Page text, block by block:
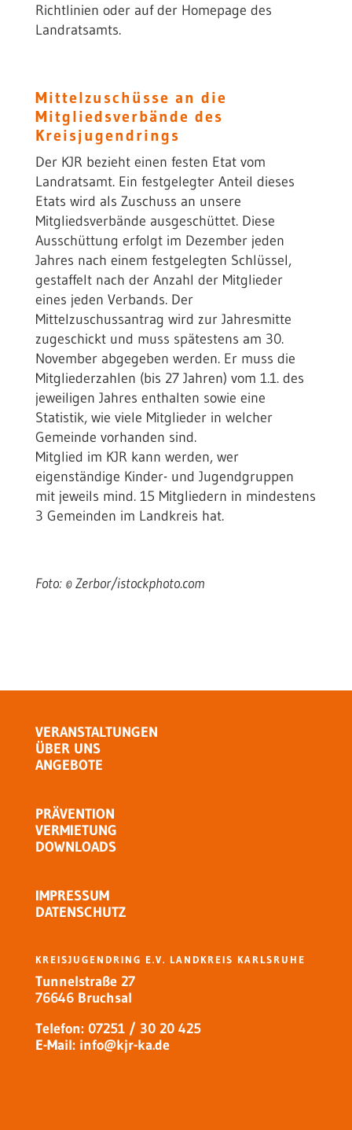
Richtlinien oder auf der Homepage des
Landratsamts.
Mittelzuschüsse an die
Mitgliedsverbände des
Kreisjugendrings
Der KJR bezieht einen festen Etat vom
Landratsamt. Ein festgelegter Anteil dieses
Etats wird als Zuschuss an unsere
Mitgliedsverbände ausgeschüttet. Diese
Ausschüttung erfolgt im Dezember jeden
Jahres nach einem festgelegten Schlüssel,
gestaffelt nach der Anzahl der Mitglieder
eines jeden Verbands. Der
Mittelzuschussantrag wird zur Jahresmitte
zugeschickt und muss spätestens am 30.
November abgegeben werden. Er muss die
Mitgliederzahlen (bis 27 Jahren) vom 1.1. des
jeweiligen Jahres enthalten sowie eine
Statistik, wie viele Mitglieder in welcher
Gemeinde vorhanden sind.
Mitglied im KJR kann werden, wer
eigenständige Kinder- und Jugendgruppen
mit jeweils mind. 15 Mitgliedern in mindestens
3 Gemeinden im Landkreis hat.
Foto: © Zerbor/istockphoto.com
VERANSTALTUNGEN
ÜBER UNS
ANGEBOTE
PRÄVENTION
VERMIETUNG
DOWNLOADS
IMPRESSUM
DATENSCHUTZ
KREISJUGENDRING E.V. LANDKREIS KARLSRUHE
Tunnelstraße 27
76646 Bruchsal
Telefon: 07251 / 30 20 425
E-Mail: info@kjr-ka.de